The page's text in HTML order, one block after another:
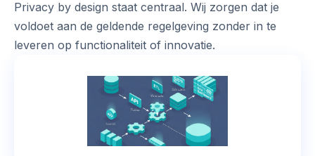
Privacy by design staat centraal. Wij zorgen dat je
voldoet aan de geldende regelgeving zonder in te
leveren op functionaliteit of innovatie.